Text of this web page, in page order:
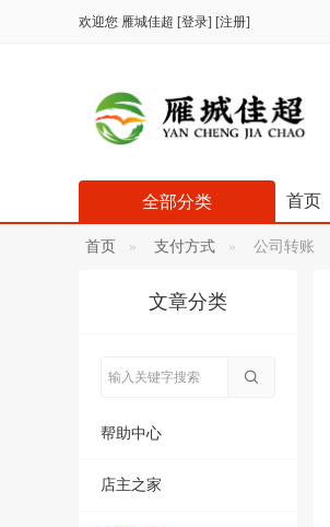
欢迎您 雁城佳超 [登录] [注册]
首页
全部分类
首页 支付方式 公司转账
文章分类
帮助中心
店主之家